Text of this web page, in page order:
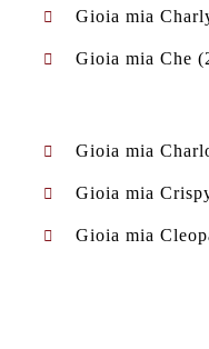
Gioia mia
Gioia mia Che
Gioia mia
Gioia mia
Gioia mia